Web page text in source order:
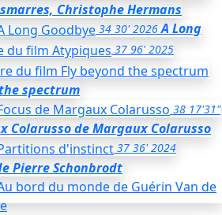
Christophe Hermans
34 30' 2026 A Long
37 96' 2025
spectrum
38 17'31"
Colarussode Margaux Colarusso
37 36' 2024
Pierre Schonbrodt